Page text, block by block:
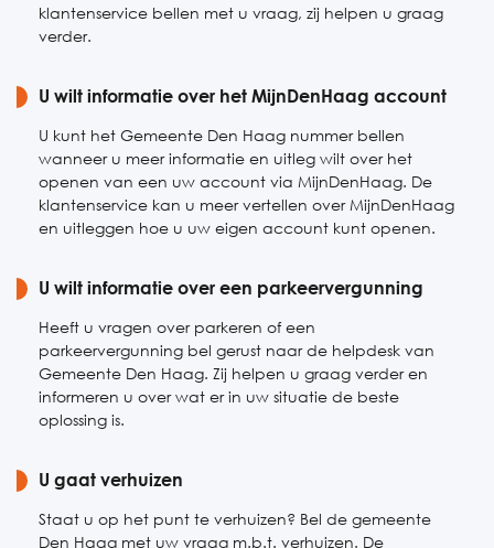
klantenservice bellen met u vraag, zij helpen u graag
verder.
U wilt informatie over het MijnDenHaag account
U kunt het Gemeente Den Haag nummer bellen
wanneer u meer informatie en uitleg wilt over het
openen van een uw account via MijnDenHaag. De
klantenservice kan u meer vertellen over MijnDenHaag
en uitleggen hoe u uw eigen account kunt openen.
U wilt informatie over een parkeervergunning
Heeft u vragen over parkeren of een
parkeervergunning bel gerust naar de helpdesk van
Gemeente Den Haag. Zij helpen u graag verder en
informeren u over wat er in uw situatie de beste
oplossing is.
U gaat verhuizen
Staat u op het punt te verhuizen? Bel de gemeente
Den Haag met uw vraag m.b.t. verhuizen. De